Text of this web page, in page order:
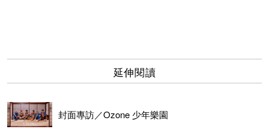
延伸閱讀
封面專訪／Ozone 少年樂園